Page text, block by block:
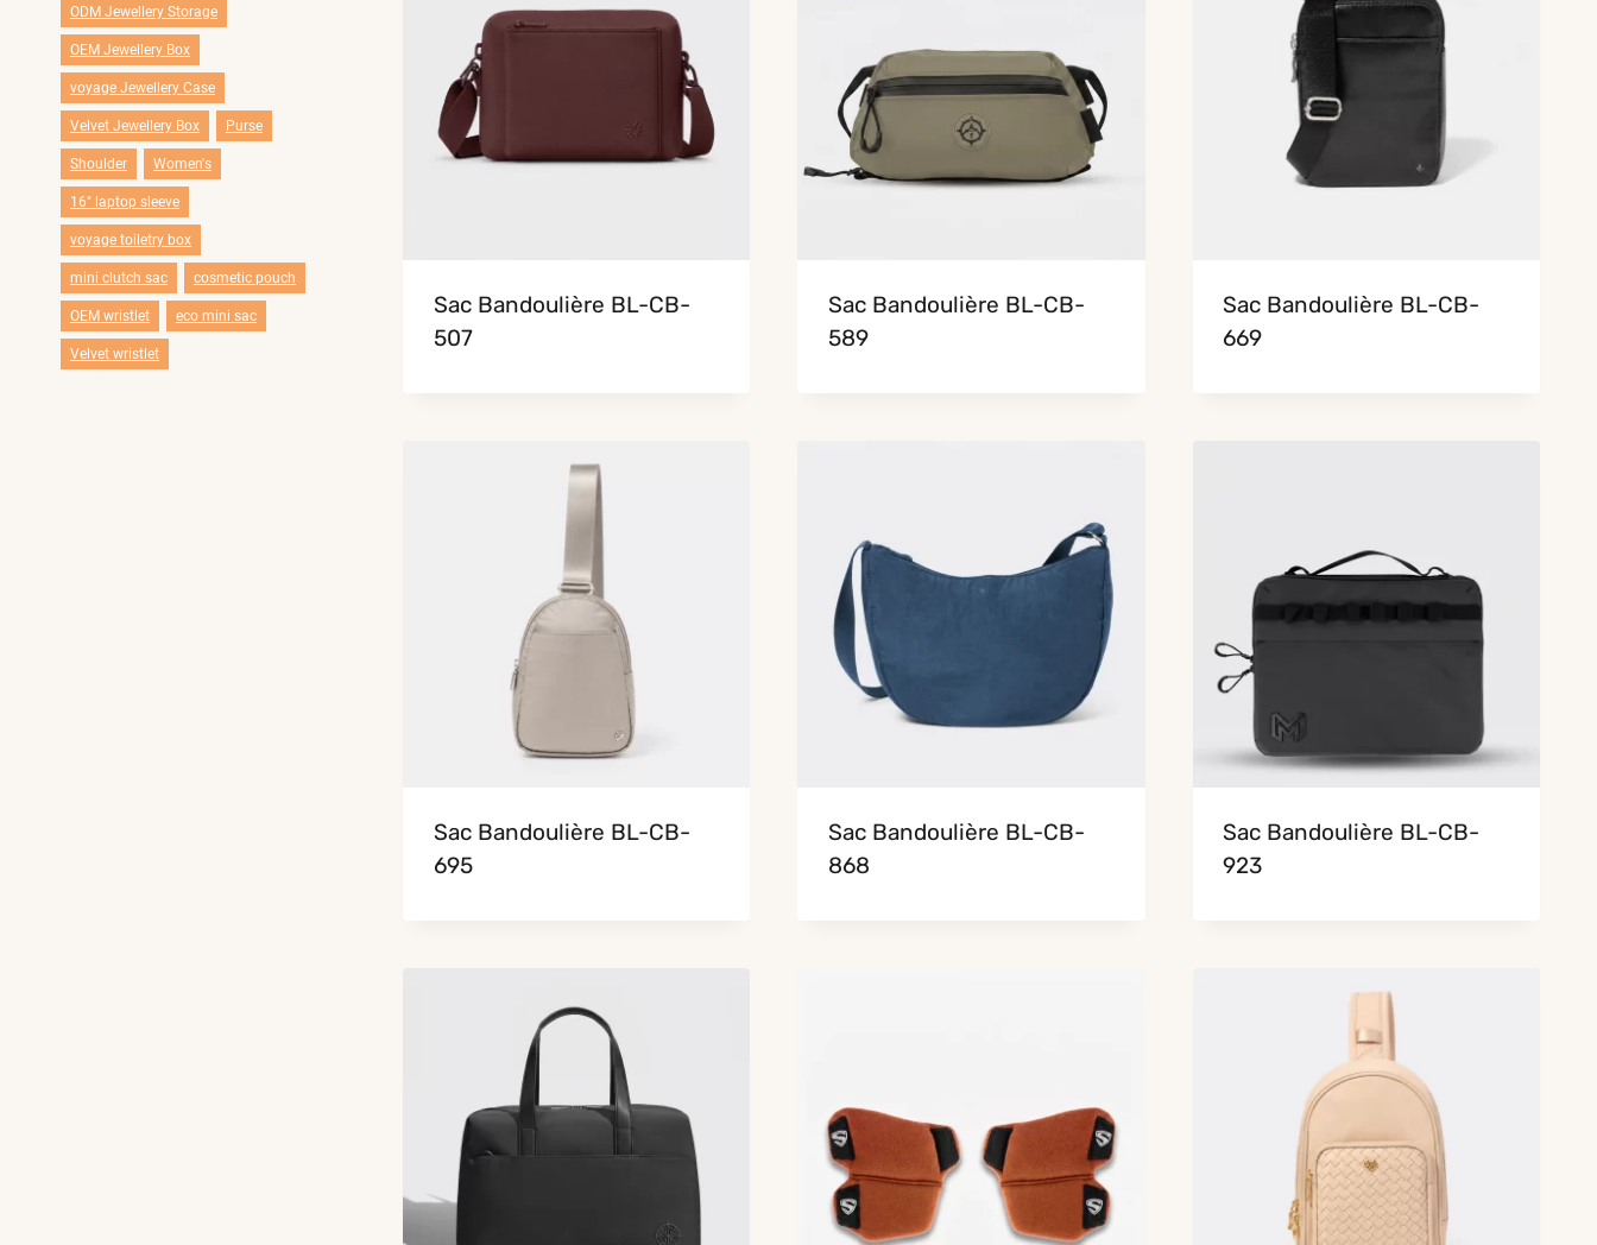
Sac Bandoulière BL-CB-
507
Sac Bandoulière BL-CB-
589
Sac Bandoulière BL-CB-
669
Sac Bandoulière BL-CB-
695
Sac Bandoulière BL-CB-
868
Sac Bandoulière BL-CB-
923
ODM Jewellery Storage
OEM Jewellery Box
voyage Jewellery Case
Velvet Jewellery Box Purse
Shoulder Women's
16" laptop sleeve
voyage toiletry box
mini clutch sac cosmetic pouch
OEM wristlet eco mini sac
Velvet wristlet